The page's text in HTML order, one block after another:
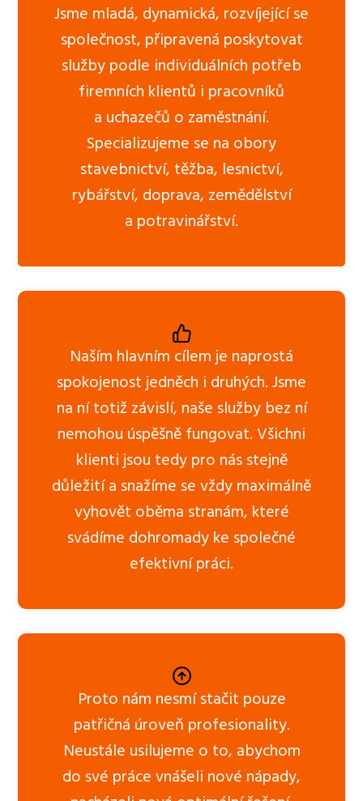
Jsme mladá, dynamická, rozvíjející se
společnost, připravená poskytovat
služby podle individuálních potřeb
firemních klientů i pracovníků
a uchazečů o zaměstnání.
Specializujeme se na obory
stavebnictví, těžba, lesnictví,
rybářství, doprava, zemědělství
a potravinářství.
Naším hlavním cílem je naprostá
spokojenost jedněch i druhých. Jsme
na ní totiž závislí, naše služby bez ní
nemohou úspěšně fungovat. Všichni
klienti jsou tedy pro nás stejně
důležití a snažíme se vždy maximálně
vyhovět oběma stranám, které
svádíme dohromady ke společné
efektivní práci.
Proto nám nesmí stačit pouze
patřičná úroveň profesionality.
Neustále usilujeme o to, abychom
do své práce vnášeli nové nápady,